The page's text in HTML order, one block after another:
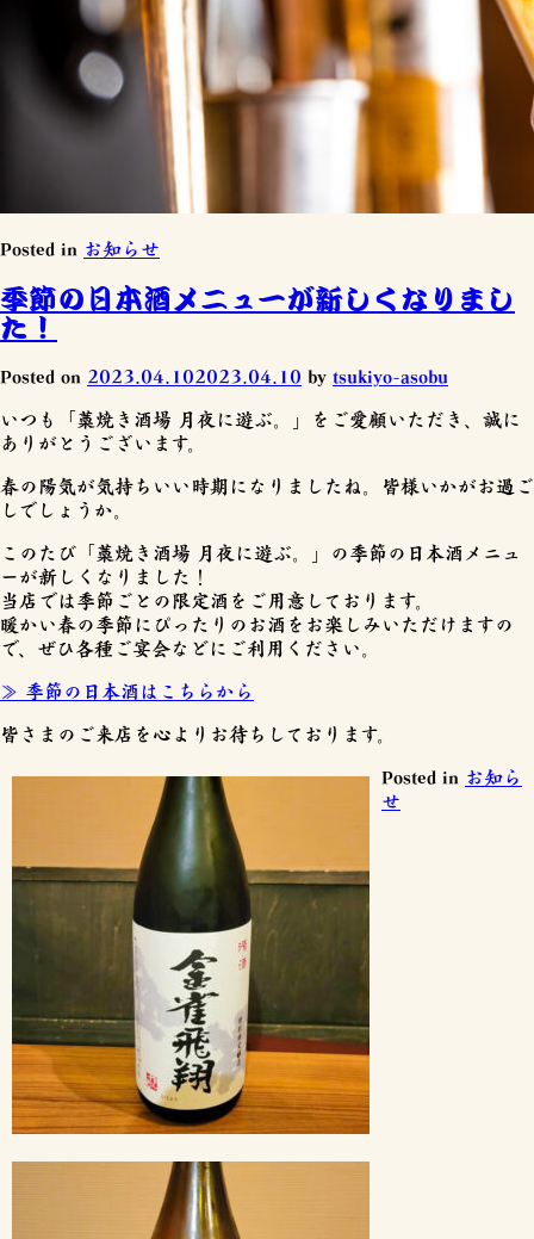
Posted in お知らせ
季節の日本酒メニューが新しくなりまし
た！
Posted on 2023.04.102023.04.10 by tsukiyo-asobu
いつも「藁焼き酒場 月夜に遊ぶ。」をご愛顧いただき、誠に
ありがとうございます。
春の陽気が気持ちいい時期になりましたね。皆様いかがお過ご
しでしょうか。
このたび「藁焼き酒場 月夜に遊ぶ。」の季節の日本酒メニュ
ーが新しくなりました！
当店では季節ごとの限定酒をご用意しております。
暖かい春の季節にぴったりのお酒をお楽しみいただけますの
で、ぜひ各種ご宴会などにご利用ください。
≫ 季節の日本酒はこちらから
皆さまのご来店を心よりお待ちしております。
Posted in お知ら
せ